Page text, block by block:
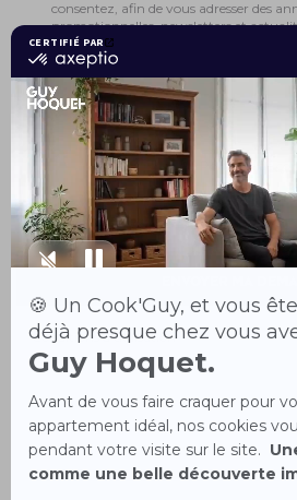
consentez, afin de vous adresser des
promotionnelles, newsletters et
Vous disposez du droit d'accès, de
portabilité, d'opposition, d'effacement,
consentement à tout moment, droit
au sort de vos données post-mortem
une réclamation auprès de la CNIL.
protection des données à caractère
nous effectuons et les modalités
pouvez consulter notre
Politique de
Je consens à ce que la société GUY
transmette mes données à ses
me contactent par mail
Ce site est protégé par reCAPTCHA et
etConditions d'utilisation.
La société GUY HOQUET
suite à votre demande de prise de
consentement et, si vous y consentez
cet effet, afin de vous adresser des
offres promotionnelles du réseau GUY
ne remplissez pas l’ensemble des champs